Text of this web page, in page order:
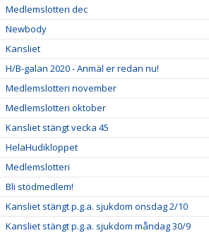
Medlemslotteri dec
Newbody
Kansliet
H/B-galan 2020 - Anmäl er redan nu!
Medlemslotteri november
Medlemslotteri oktober
Kansliet stängt vecka 45
HelaHudikloppet
Medlemslotteri
Bli stödmedlem!
Kansliet stängt p.g.a. sjukdom onsdag 2/10
Kansliet stängt p.g.a. sjukdom måndag 30/9